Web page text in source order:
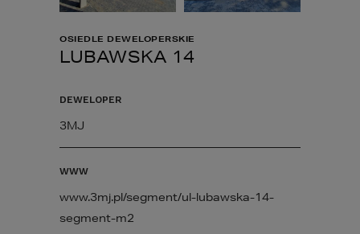
OSIEDLE DEWELOPERSKIE
LUBAWSKA 14
DEWELOPER
3MJ
WWW
www.3mj.pl/segment/ul-lubawska-14-
segment-m2